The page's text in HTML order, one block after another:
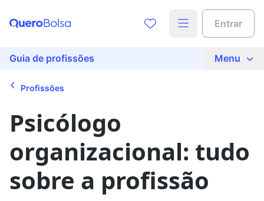
Entrar
Guia de profissões Menu
Profissões
Psicólogo
organizacional: tudo
sobre a profissão
Acesse o conteúdo completo
Preencha seus dados para liberar o acesso
Telefone
Ao continuar, você concorda com nossas